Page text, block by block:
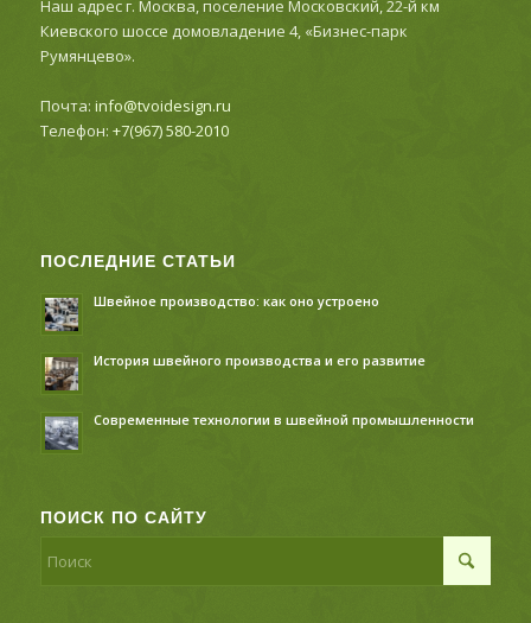
Наш адрес г. Москва, поселение Московский, 22-й км
Киевского шоссе домовладение 4, «Бизнес-парк
Румянцево».
Почта: info@tvoidesign.ru
Телефон: +7(967) 580-2010
ПОСЛЕДНИЕ СТАТЬИ
Швейное производство: как оно устроено
История швейного производства и его развитие
Современные технологии в швейной промышленности
ПОИСК ПО САЙТУ